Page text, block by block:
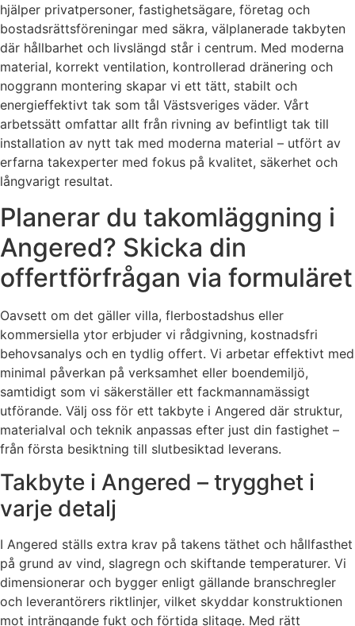
hjälper privatpersoner, fastighetsägare, företag och
bostadsrättsföreningar med säkra, välplanerade takbyten
där hållbarhet och livslängd står i centrum. Med moderna
material, korrekt ventilation, kontrollerad dränering och
noggrann montering skapar vi ett tätt, stabilt och
energieffektivt tak som tål Västsveriges väder. Vårt
arbetssätt omfattar allt från rivning av befintligt tak till
installation av nytt tak med moderna material – utfört av
erfarna takexperter med fokus på kvalitet, säkerhet och
långvarigt resultat.
Planerar du takomläggning i
Angered? Skicka din
offertförfrågan via formuläret
Oavsett om det gäller villa, flerbostadshus eller
kommersiella ytor erbjuder vi rådgivning, kostnadsfri
behovsanalys och en tydlig offert. Vi arbetar effektivt med
minimal påverkan på verksamhet eller boendemiljö,
samtidigt som vi säkerställer ett fackmannamässigt
utförande. Välj oss för ett takbyte i Angered där struktur,
materialval och teknik anpassas efter just din fastighet –
från första besiktning till slutbesiktad leverans.
Takbyte i Angered – trygghet i
varje detalj
I Angered ställs extra krav på takens täthet och hållfasthet
på grund av vind, slagregn och skiftande temperaturer. Vi
dimensionerar och bygger enligt gällande branschregler
och leverantörers riktlinjer, vilket skyddar konstruktionen
mot inträngande fukt och förtida slitage. Med rätt